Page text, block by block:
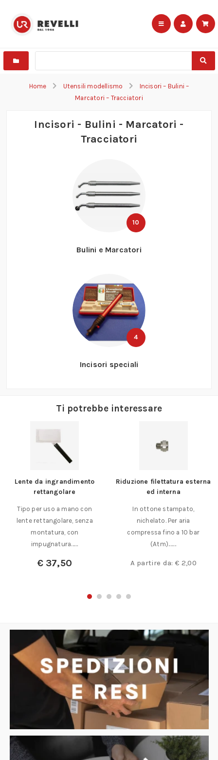
Home Utensili modellismo
Incisori – Bulini –
Marcatori – Tracciatori
Incisori - Bulini - Marcatori -
Tracciatori
10
Bulini e Marcatori
4
Incisori speciali
Ti potrebbe interessare
Lente da ingrandimento
rettangolare
Tipo per uso a mano con
lente rettangolare, senza
montatura, con
impugnatura……
€37,50
Riduzione filettatura esterna
ed interna
In ottone stampato,
nichelato. Per aria
compressa fino a 10 bar
(Atm).……
A partire da: € 2,00